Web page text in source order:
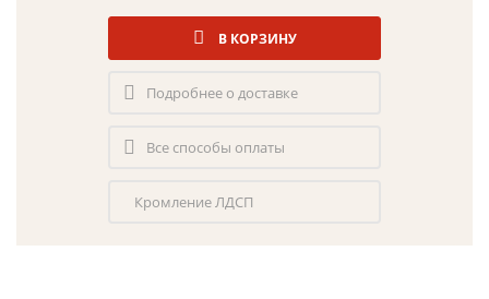
В КОРЗИНУ
Подробнее о доставке
Все способы оплаты
Кромление ЛДСП